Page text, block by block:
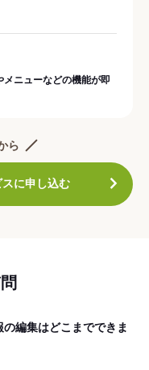
ニューなどの機能が即
ら
に申し込む
編集はどこまでできま